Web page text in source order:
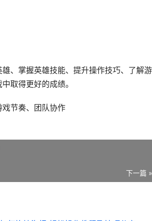
、掌握英雄技能、提升操作技巧、了解
取得更好的成绩。
节奏、团队协作
下一篇 »